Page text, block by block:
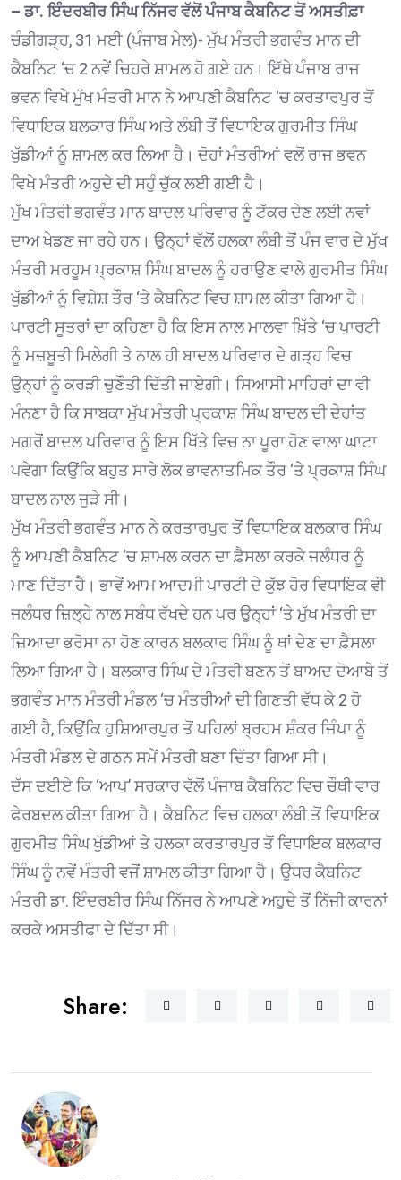
– ਡਾ. ਇੰਦਰਬੀਰ ਸਿੰਘ ਨਿੱਜਰ ਵੱਲੋਂ ਪੰਜਾਬ ਕੈਬਨਿਟ ਤੋਂ ਅਸਤੀਫ਼ਾ
ਚੰਡੀਗੜ੍ਹ, 31 ਮਈ (ਪੰਜਾਬ ਮੇਲ)- ਮੁੱਖ ਮੰਤਰੀ ਭਗਵੰਤ ਮਾਨ ਦੀ
ਕੈਬਨਿਟ ‘ਚ 2 ਨਵੇਂ ਚਿਹਰੇ ਸ਼ਾਮਲ ਹੋ ਗਏ ਹਨ। ਇੱਥੇ ਪੰਜਾਬ ਰਾਜ
ਭਵਨ ਵਿਖੇ ਮੁੱਖ ਮੰਤਰੀ ਮਾਨ ਨੇ ਆਪਣੀ ਕੈਬਨਿਟ ‘ਚ ਕਰਤਾਰਪੁਰ ਤੋਂ
ਵਿਧਾਇਕ ਬਲਕਾਰ ਸਿੰਘ ਅਤੇ ਲੰਬੀ ਤੋਂ ਵਿਧਾਇਕ ਗੁਰਮੀਤ ਸਿੰਘ
ਖੁੱਡੀਆਂ ਨੂੰ ਸ਼ਾਮਲ ਕਰ ਲਿਆ ਹੈ। ਦੋਹਾਂ ਮੰਤਰੀਆਂ ਵਲੋਂ ਰਾਜ ਭਵਨ
ਵਿਖੇ ਮੰਤਰੀ ਅਹੁਦੇ ਦੀ ਸਹੁੰ ਚੁੱਕ ਲਈ ਗਈ ਹੈ।
ਮੁੱਖ ਮੰਤਰੀ ਭਗਵੰਤ ਮਾਨ ਬਾਦਲ ਪਰਿਵਾਰ ਨੂੰ ਟੱਕਰ ਦੇਣ ਲਈ ਨਵਾਂ
ਦਾਅ ਖੇਡਣ ਜਾ ਰਹੇ ਹਨ। ਉਨ੍ਹਾਂ ਵੱਲੋਂ ਹਲਕਾ ਲੰਬੀ ਤੋਂ ਪੰਜ ਵਾਰ ਦੇ ਮੁੱਖ
ਮੰਤਰੀ ਮਰਹੂਮ ਪ੍ਰਕਾਸ਼ ਸਿੰਘ ਬਾਦਲ ਨੂੰ ਹਰਾਉਣ ਵਾਲੇ ਗੁਰਮੀਤ ਸਿੰਘ
ਖੁੱਡੀਆਂ ਨੂੰ ਵਿਸ਼ੇਸ਼ ਤੌਰ ‘ਤੇ ਕੈਬਨਿਟ ਵਿਚ ਸ਼ਾਮਲ ਕੀਤਾ ਗਿਆ ਹੈ।
ਪਾਰਟੀ ਸੂਤਰਾਂ ਦਾ ਕਹਿਣਾ ਹੈ ਕਿ ਇਸ ਨਾਲ ਮਾਲਵਾ ਖ਼ਿੱਤੇ ‘ਚ ਪਾਰਟੀ
ਨੂੰ ਮਜ਼ਬੂਤੀ ਮਿਲੇਗੀ ਤੇ ਨਾਲ ਹੀ ਬਾਦਲ ਪਰਿਵਾਰ ਦੇ ਗੜ੍ਹ ਵਿਚ
ਉਨ੍ਹਾਂ ਨੂੰ ਕਰੜੀ ਚੁਣੌਤੀ ਦਿੱਤੀ ਜਾਏਗੀ। ਸਿਆਸੀ ਮਾਹਿਰਾਂ ਦਾ ਵੀ
ਮੰਨਣਾ ਹੈ ਕਿ ਸਾਬਕਾ ਮੁੱਖ ਮੰਤਰੀ ਪ੍ਰਕਾਸ਼ ਸਿੰਘ ਬਾਦਲ ਦੀ ਦੇਹਾਂਤ
ਮਗਰੋਂ ਬਾਦਲ ਪਰਿਵਾਰ ਨੂੰ ਇਸ ਖਿੱਤੇ ਵਿਚ ਨਾ ਪੂਰਾ ਹੋਣ ਵਾਲਾ ਘਾਟਾ
ਪਵੇਗਾ ਕਿਉਂਕਿ ਬਹੁਤ ਸਾਰੇ ਲੋਕ ਭਾਵਨਾਤਮਿਕ ਤੌਰ ‘ਤੇ ਪ੍ਰਕਾਸ਼ ਸਿੰਘ
ਬਾਦਲ ਨਾਲ ਜੁੜੇ ਸੀ।
ਮੁੱਖ ਮੰਤਰੀ ਭਗਵੰਤ ਮਾਨ ਨੇ ਕਰਤਾਰਪੁਰ ਤੋਂ ਵਿਧਾਇਕ ਬਲਕਾਰ ਸਿੰਘ
ਨੂੰ ਆਪਣੀ ਕੈਬਨਿਟ ‘ਚ ਸ਼ਾਮਲ ਕਰਨ ਦਾ ਫ਼ੈਸਲਾ ਕਰਕੇ ਜਲੰਧਰ ਨੂੰ
ਮਾਣ ਦਿੱਤਾ ਹੈ। ਭਾਵੇਂ ਆਮ ਆਦਮੀ ਪਾਰਟੀ ਦੇ ਕੁੱਝ ਹੋਰ ਵਿਧਾਇਕ ਵੀ
ਜਲੰਧਰ ਜ਼ਿਲ੍ਹੇ ਨਾਲ ਸਬੰਧ ਰੱਖਦੇ ਹਨ ਪਰ ਉਨ੍ਹਾਂ ‘ਤੇ ਮੁੱਖ ਮੰਤਰੀ ਦਾ
ਜ਼ਿਆਦਾ ਭਰੋਸਾ ਨਾ ਹੋਣ ਕਾਰਨ ਬਲਕਾਰ ਸਿੰਘ ਨੂੰ ਥਾਂ ਦੇਣ ਦਾ ਫ਼ੈਸਲਾ
ਲਿਆ ਗਿਆ ਹੈ। ਬਲਕਾਰ ਸਿੰਘ ਦੇ ਮੰਤਰੀ ਬਣਨ ਤੋਂ ਬਾਅਦ ਦੋਆਬੇ ਤੋਂ
ਭਗਵੰਤ ਮਾਨ ਮੰਤਰੀ ਮੰਡਲ ‘ਚ ਮੰਤਰੀਆਂ ਦੀ ਗਿਣਤੀ ਵੱਧ ਕੇ 2 ਹੋ
ਗਈ ਹੈ, ਕਿਉਂਕਿ ਹੁਸ਼ਿਆਰਪੁਰ ਤੋਂ ਪਹਿਲਾਂ ਬ੍ਰਹਮ ਸ਼ੰਕਰ ਜਿੰਪਾ ਨੂੰ
ਮੰਤਰੀ ਮੰਡਲ ਦੇ ਗਠਨ ਸਮੇਂ ਮੰਤਰੀ ਬਣਾ ਦਿੱਤਾ ਗਿਆ ਸੀ।
ਦੱਸ ਦਈਏ ਕਿ ‘ਆਪ’ ਸਰਕਾਰ ਵੱਲੋਂ ਪੰਜਾਬ ਕੈਬਨਿਟ ਵਿਚ ਚੌਥੀ ਵਾਰ
ਫੇਰਬਦਲ ਕੀਤਾ ਗਿਆ ਹੈ। ਕੈਬਨਿਟ ਵਿਚ ਹਲਕਾ ਲੰਬੀ ਤੋਂ ਵਿਧਾਇਕ
ਗੁਰਮੀਤ ਸਿੰਘ ਖੁੱਡੀਆਂ ਤੇ ਹਲਕਾ ਕਰਤਾਰਪੁਰ ਤੋਂ ਵਿਧਾਇਕ ਬਲਕਾਰ
ਸਿੰਘ ਨੂੰ ਨਵੇਂ ਮੰਤਰੀ ਵਜੋਂ ਸ਼ਾਮਲ ਕੀਤਾ ਗਿਆ ਹੈ। ਉਧਰ ਕੈਬਨਿਟ
ਮੰਤਰੀ ਡਾ. ਇੰਦਰਬੀਰ ਸਿੰਘ ਨਿੱਜਰ ਨੇ ਆਪਣੇ ਅਹੁਦੇ ਤੋਂ ਨਿੱਜੀ ਕਾਰਨਾਂ
ਕਰਕੇ ਅਸਤੀਫਾ ਦੇ ਦਿੱਤਾ ਸੀ।
Share: